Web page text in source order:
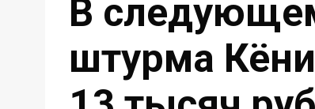
В
штурма